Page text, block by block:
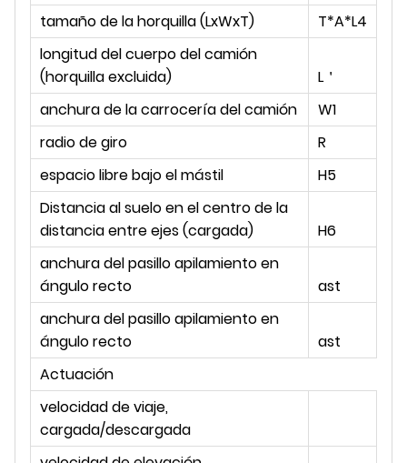
tamaño de la horquilla (LxWxT) T*A*L4
longitud del cuerpo del camión
(horquilla excluida)
L＇
anchura de la carrocería del camión W1
radio de giro
R
espacio libre bajo el mástil
H5
Distancia al suelo en el centro de la
distancia entre ejes (cargada)
H6
anchura del pasillo apilamiento en
ángulo recto
ast
anchura del pasillo apilamiento en
ángulo recto
ast
Actuación
velocidad de viaje,
cargada/descargada